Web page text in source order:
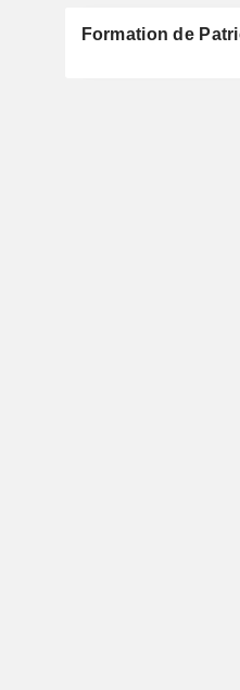
Formation de